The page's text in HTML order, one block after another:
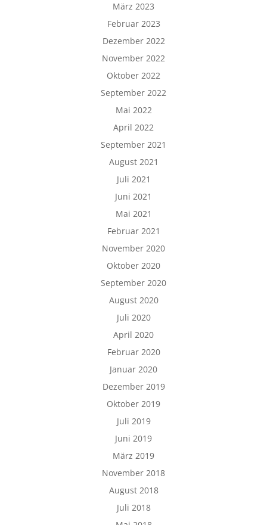
März 2023
Februar 2023
Dezember 2022
November 2022
Oktober 2022
September 2022
Mai 2022
April 2022
September 2021
August 2021
Juli 2021
Juni 2021
Mai 2021
Februar 2021
November 2020
Oktober 2020
September 2020
August 2020
Juli 2020
April 2020
Februar 2020
Januar 2020
Dezember 2019
Oktober 2019
Juli 2019
Juni 2019
März 2019
November 2018
August 2018
Juli 2018